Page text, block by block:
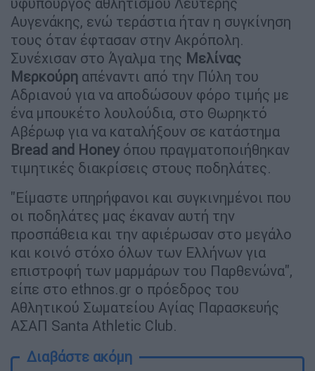
Αυγενάκης, ενώ τεράστια ήταν η συγκίνηση
τους όταν έφτασαν στην Ακρόπολη.
Συνέχισαν στο Άγαλμα της Μελίνας
Μερκούρη απέναντι από την Πύλη του
Αδριανού για να αποδώσουν φόρο τιμής με
ένα μπουκέτο λουλούδια, στο Θωρηκτό
Αβέρωφ για να καταλήξουν σε κατάστημα
Bread and Honey όπου πραγματοποιήθηκαν
τιμητικές διακρίσεις στους ποδηλάτες.
"Είμαστε υπηρήφανοι και συγκινημένοι που
οι ποδηλάτες μας έκαναν αυτή την
προσπάθεια και την αφιέρωσαν στο μεγάλο
και κοινό στόχο όλων των Ελλήνων για
επιστροφή των μαρμάρων του Παρθενώνα",
είπε στο ethnos.gr o πρόεδρος του
Αθλητικού Σωματείου Αγίας Παρασκευής
ΑΣΑΠ Santa Athletic Club.
Διαβάστε ακόμη